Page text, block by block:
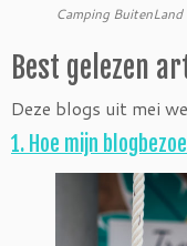
Camping BuitenLand
Best gelezen
Deze blogs uit mei
1. Hoe mijn